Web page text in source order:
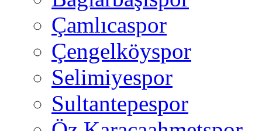
Çamlıcaspor
Çengelköyspor
Selimiyespor
Sultantepespor